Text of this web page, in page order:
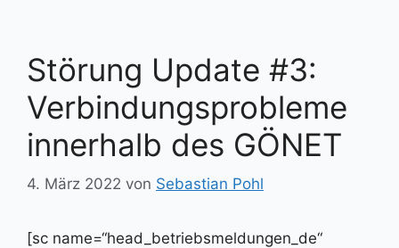
Störung Update #3:
Verbindungsprobleme
innerhalb des GÖNET
4. März 2022 von Sebastian Pohl
[sc name=“head_betriebsmeldungen_de“